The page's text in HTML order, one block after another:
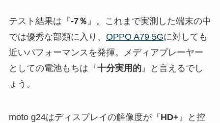
テスト結果は『-7％ 』。これまで実測した端末の中
では優秀な部類に入り、 OPPO A79 5Gに対しても
近いパフォーマンスを発揮。メディアプレーヤー
としての電池もちは『十分実用的』と言えるでし
ょう。
moto g24はディスプレイの解像度が『HD+』と控